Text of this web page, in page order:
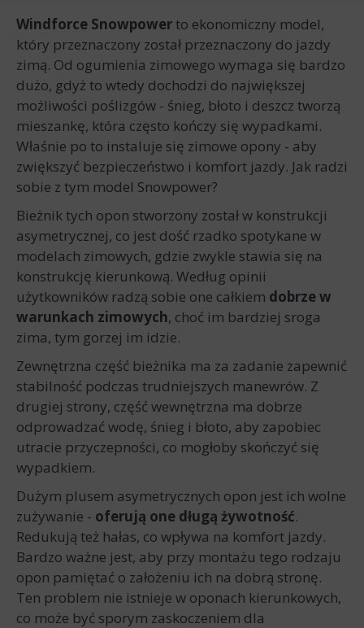
Windforce Snowpower to ekonomiczny model,
który przeznaczony został przeznaczony do jazdy
zimą. Od ogumienia zimowego wymaga się bardzo
dużo, gdyż to wtedy dochodzi do największej
możliwości poślizgów - śnieg, błoto i deszcz tworzą
mieszankę, która często kończy się wypadkami.
Właśnie po to instaluje się zimowe opony - aby
zwiększyć bezpieczeństwo i komfort jazdy. Jak radzi
sobie z tym model Snowpower?
Bieżnik tych opon stworzony został w konstrukcji
asymetrycznej, co jest dość rzadko spotykane w
modelach zimowych, gdzie zwykle stawia się na
konstrukcję kierunkową. Według opinii
użytkowników radzą sobie one całkiem dobrze w
warunkach zimowych, choć im bardziej sroga
zima, tym gorzej im idzie.
Zewnętrzna część bieżnika ma za zadanie zapewnić
stabilność podczas trudniejszych manewrów. Z
drugiej strony, część wewnętrzna ma dobrze
odprowadzać wodę, śnieg i błoto, aby zapobiec
utracie przyczepności, co mogłoby skończyć się
wypadkiem.
Dużym plusem asymetrycznych opon jest ich wolne
zużywanie - oferują one długą żywotność.
Redukują też hałas, co wpływa na komfort jazdy.
Bardzo ważne jest, aby przy montażu tego rodzaju
opon pamiętać o założeniu ich na dobrą stronę.
Ten problem nie istnieje w oponach kierunkowych,
co może być sporym zaskoczeniem dla